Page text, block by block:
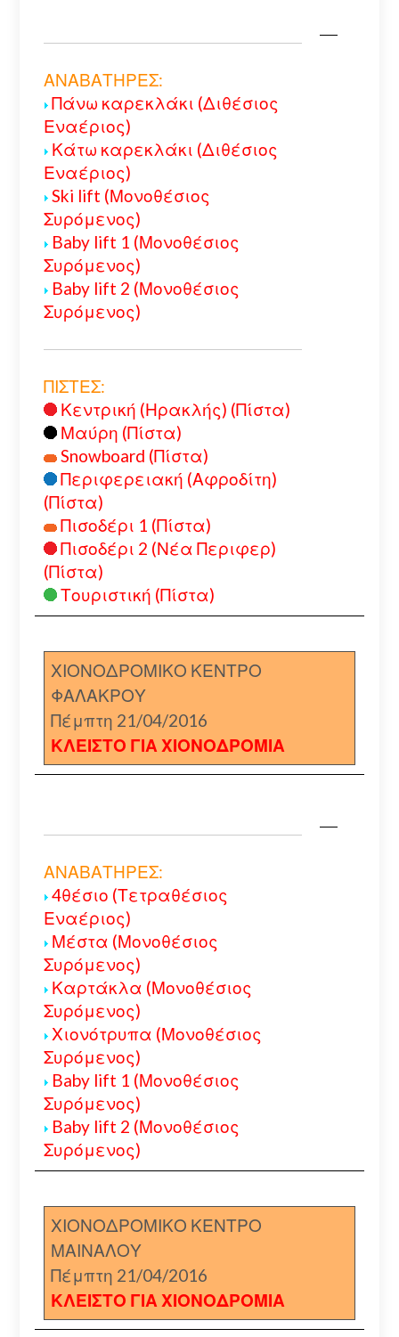
ΑΝΑΒΑΤΗΡΕΣ:
Πάνω καρεκλάκι (Διθέσιος
Εναέριος)
Κάτω καρεκλάκι (Διθέσιος
Εναέριος)
Ski lift (Μονοθέσιος
Συρόμενος)
Baby lift 1 (Μονοθέσιος
Συρόμενος)
Baby lift 2 (Μονοθέσιος
Συρόμενος)
ΠΙΣΤΕΣ:
Κεντρική (Ηρακλής) (Πίστα)
Μαύρη (Πίστα)
Snowboard (Πίστα)
Περιφερειακή (Αφροδίτη)
(Πίστα)
Πισοδέρι 1 (Πίστα)
Πισοδέρι 2 (Νέα Περιφερ)
(Πίστα)
Τουριστική (Πίστα)
ΧΙΟΝΟΔΡΟΜΙΚΟ ΚΕΝΤΡΟ
ΦΑΛΑΚΡΟΥ
Πέμπτη 21/04/2016
ΚΛΕΙΣΤΟ ΓΙΑ ΧΙΟΝΟΔΡΟΜΙΑ
ΑΝΑΒΑΤΗΡΕΣ:
4θέσιο (Τετραθέσιος
Εναέριος)
Μέστα (Μονοθέσιος
Συρόμενος)
Καρτάκλα (Μονοθέσιος
Συρόμενος)
Χιονότρυπα (Μονοθέσιος
Συρόμενος)
Baby lift 1 (Μονοθέσιος
Συρόμενος)
Baby lift 2 (Μονοθέσιος
Συρόμενος)
ΧΙΟΝΟΔΡΟΜΙΚΟ ΚΕΝΤΡΟ
ΜΑΙΝΑΛΟΥ
Πέμπτη 21/04/2016
ΚΛΕΙΣΤΟ ΓΙΑ ΧΙΟΝΟΔΡΟΜΙΑ